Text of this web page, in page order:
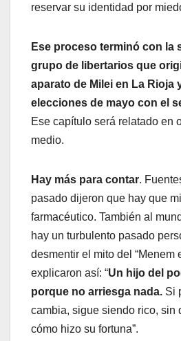
reservar su identidad por
Ese proceso terminó con la
grupo de libertarios que
aparato de Milei en La Rioja
elecciones de mayo con el
Ese capítulo será relatado en
medio.
Hay más para contar.
pasado dijeron que hay que
farmacéutico. También al
hay un turbulento pasado
desmentir el mito del “Menem
explicaron así: “Un hijo del
porque no arriesga nada. Si
cambia, sigue siendo rico, sin
cómo hizo su fortuna”.